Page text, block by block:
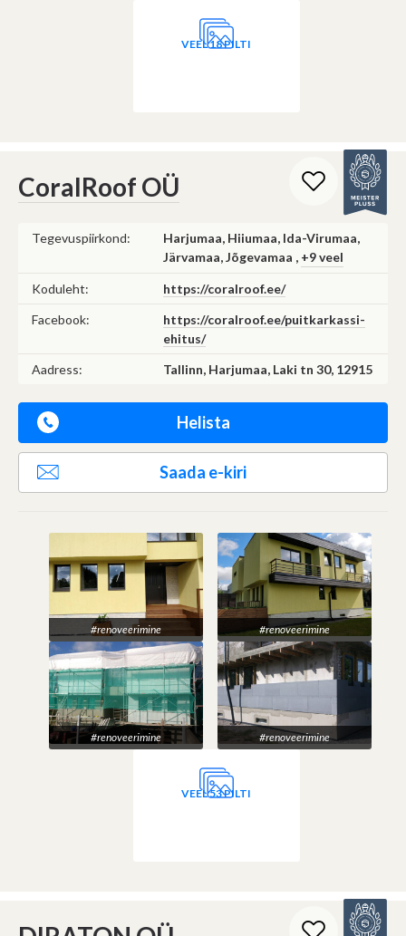
VEEL 18 PILTI
CoralRoof OÜ
Tegevuspiirkond:
Harjumaa, Hiiumaa, Ida-Virumaa,
Järvamaa, Jõgevamaa , +9 veel
Koduleht:
https://coralroof.ee/
Facebook:
https://coralroof.ee/puitkarkassi-
ehitus/
Aadress:
Tallinn, Harjumaa, Laki tn 30, 12915
Helista
Saada e-kiri
#renoveerimine #renoveerimine
#renoveerimine #renoveerimine
VEEL 53 PILTI